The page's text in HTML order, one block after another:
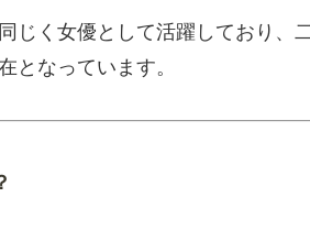
じく女優として活躍しており、
となっています。